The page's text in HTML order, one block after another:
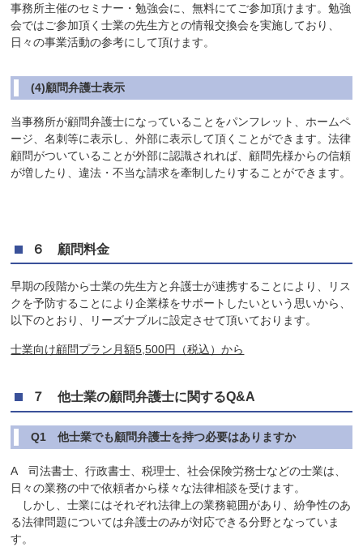
事務所主催のセミナー・勉強会に、無料にてご参加頂けます。勉強
会ではご参加頂く士業の先生方との情報交換会を実施しており、
日々の事業活動の参考にして頂けます。
(4)顧問弁護士表示
当事務所が顧問弁護士になっていることをパンフレット、ホームペ
ージ、名刺等に表示し、外部に表示して頂くことができます。法律
顧問がついていることが外部に認識されれば、顧問先様からの信頼
が増したり、違法・不当な請求を牽制したりすることができます。
６ 顧問料金
早期の段階から士業の先生方と弁護士が連携することにより、リス
クを予防することにより企業様をサポートしたいという思いから、
以下のとおり、リーズナブルに設定させて頂いております。
士業向け顧問プラン月額5,500円（税込）から
７ 他士業の顧問弁護士に関するQ&A
Q1 他士業でも顧問弁護士を持つ必要はありますか
A 司法書士、行政書士、税理士、社会保険労務士などの士業は、
日々の業務の中で依頼者から様々な法律相談を受けます。
しかし、士業にはそれぞれ法律上の業務範囲があり、紛争性のあ
る法律問題については弁護士のみが対応できる分野となっていま
す。